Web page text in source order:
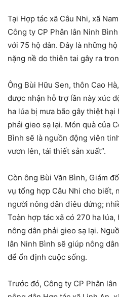
Tại Hợp tác xã Câu Nhi, xã
Công ty CP Phân lân Ninh
với 75 hộ dân. Đây là những
nặng nề do thiên tai gây ra
Ông Bùi Hữu Sen, thôn Cao
được nhận hỗ trợ lần này xúc
ha lúa bị mưa bão gây thiệt
phải gieo sạ lại. Món quà của
Bình sẽ là nguồn động viên
vươn lên, tái thiết sản xuất”.
Còn ông Bùi Văn Bình, Giám
vụ tổng hợp Câu Nhi cho biết,
người nông dân điêu đứng;
Toàn hợp tác xã có 270 ha
nông dân phải gieo sạ lại.
lân Ninh Bình sẽ giúp nông
để ổn định cuộc sống.
Trước đó, Công ty CP Phân